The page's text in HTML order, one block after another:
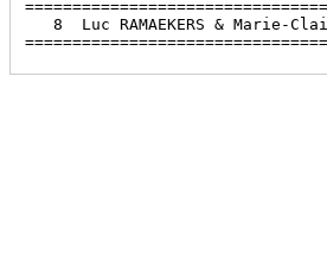
8  Luc RAMAEKERS & Marie-